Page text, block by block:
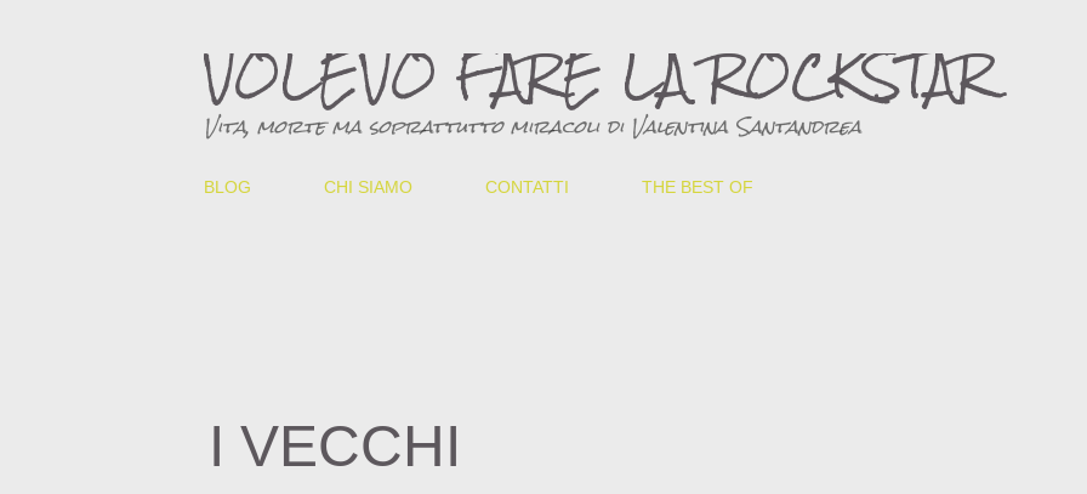
VOLEVO FARE LA ROCKSTAR
Vita, morte ma soprattutto miracoli di Valentina Santandrea
BLOG CHI SIAMO CONTATTI THE BEST OF
I VECCHI